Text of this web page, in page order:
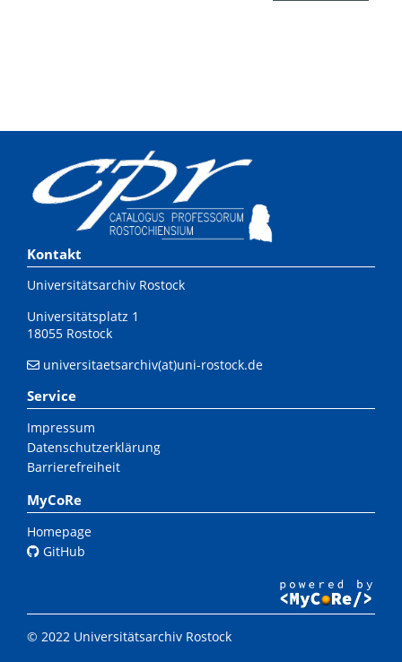
Kontakt
Universitätsarchiv Rostock
Universitätsplatz 1
18055 Rostock
universitaetsarchiv(at)uni-rostock.de
Service
Impressum
Datenschutzerklärung
Barrierefreiheit
MyCoRe
Homepage
GitHub
© 2022 Universitätsarchiv Rostock